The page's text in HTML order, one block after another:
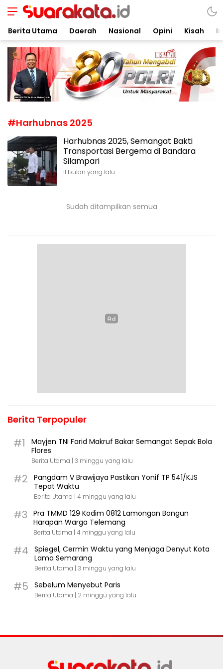
Suarakata.id
Kata Bicara Suara Bergerak
Berita Utama Daerah Nasional Opini Kisah
#Harhubnas 2025
Harhubnas 2025, Semangat Bakti
Transportasi Bergema di Bandara
Silampari
11 bulan yang lalu
Sudah ditampilkan semua
Berita Terpopuler
#1
Mayjen TNI Farid Makruf Bakar Semangat Sepak Bola
Flores
Berita Utama | 3 minggu yang lalu
#2
Pangdam V Brawijaya Pastikan Yonif TP 541/KJS
Tepat Waktu
Berita Utama | 4 minggu yang lalu
#3
Pra TMMD 129 Kodim 0812 Lamongan Bangun
Harapan Warga Telemang
Berita Utama | 4 minggu yang lalu
#4
Spiegel, Cermin Waktu yang Menjaga Denyut Kota
Lama Semarang
Berita Utama | 3 minggu yang lalu
#5 Sebelum Menyebut Paris
Berita Utama | 2 minggu yang lalu